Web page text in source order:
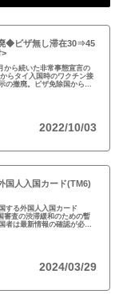
◆ビザ無し滞在30⇒45
>
から続いた非常事態宣言の
らタイ入国時のワクチン接
の撤廃。ビザ免除国からの
2022/10/03
人入国カード(TM6)
する外国人入国カード
審査の渋滞緩和のための暫
者は最新情報の確認が必
2024/03/29